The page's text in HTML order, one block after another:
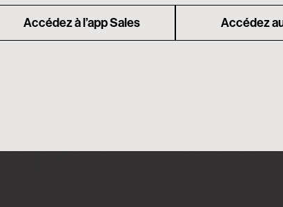
Accédez à l’app Sales Accédez